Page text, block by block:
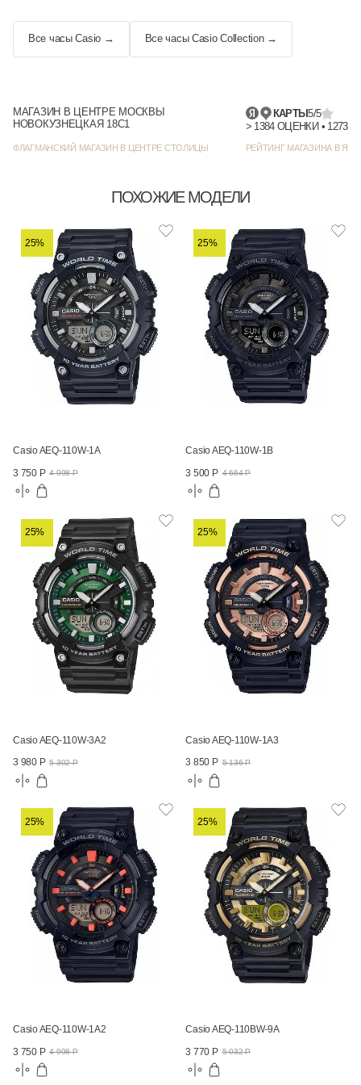
Все часы Casio → Все часы Casio Collection →
МАГАЗИН В ЦЕНТРЕ МОСКВЫ
НОВОКУЗНЕЦКАЯ 18С1
ФЛАГМАНСКИЙ МАГАЗИН В ЦЕНТРЕ СТОЛИЦЫ
КАРТЫ5/5
РЕЙТИНГ МАГАЗИНА В
ПОХОЖИЕ МОДЕЛИ
25%
Casio AEQ-110W-1A
3 750 Р 4 998 Р
25%
Casio AEQ-110W-1B
3 500 Р 4 664 Р
25%
Casio AEQ-110W-3A2
3 980 Р 5 302 Р
25%
Casio AEQ-110W-1A3
3 850 Р 5 136 Р
25%
Casio AEQ-110W-1A2
3 750 Р 4 998 Р
25%
Casio AEQ-110BW-9A
3 770 Р 5 032 Р